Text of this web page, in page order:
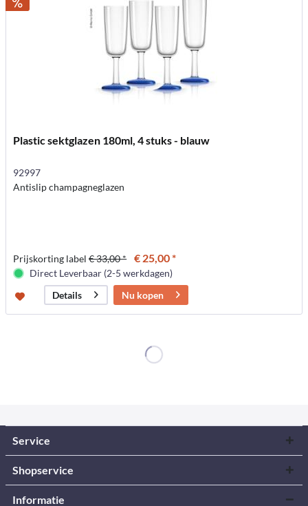
Plastic sektglazen 180ml, 4 stuks - blauw
92997
Antislip champagneglazen
Prijskorting label€ 33,00 * € 25,00 *
Direct Leverbaar (2-5 werkdagen)
Details
Nu kopen
Service
Shopservice
Informatie